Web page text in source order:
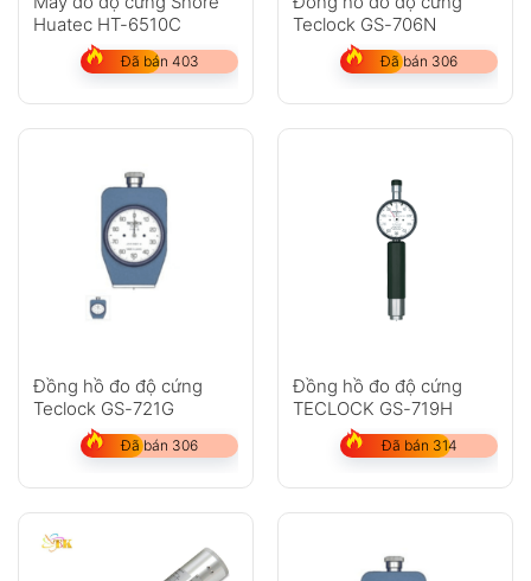
Huatec HT-6510C
Đã bán 403
Teclock GS-706N
Đã bán 306
Đồng hồ đo độ cứng
Teclock GS-721G
Đã bán 306
Đồng hồ đo độ cứng
TECLOCK GS-719H
Đã bán 314